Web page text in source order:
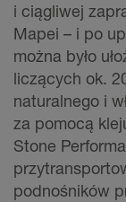
i ciągliwej
Mapei – i po
można było
liczących ok.
naturalnego i
za pomocą
Stone
podnośników